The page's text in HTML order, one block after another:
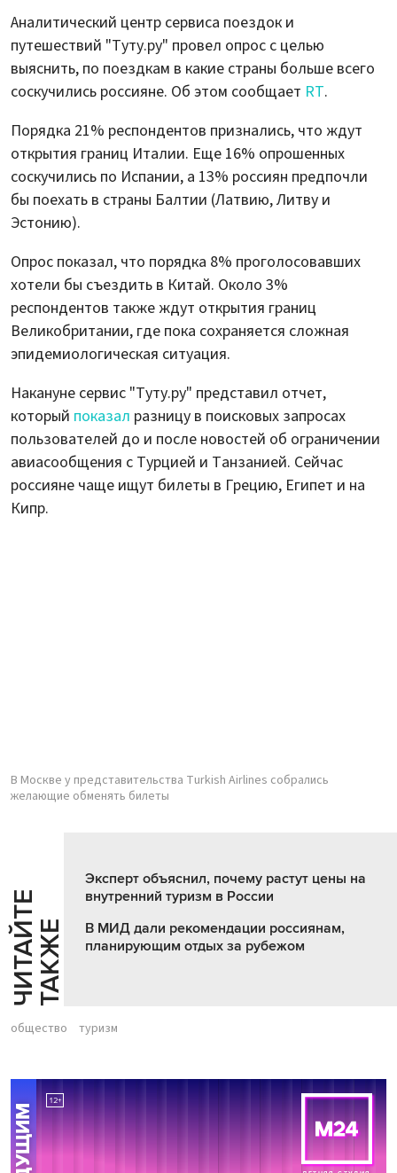
Аналитический центр сервиса поездок и
путешествий "Туту.ру" провел опрос с целью
выяснить, по поездкам в какие страны больше всего
соскучились россияне. Об этом сообщает RT.
Порядка 21% респондентов признались, что ждут
открытия границ Италии. Еще 16% опрошенных
соскучились по Испании, а 13% россиян предпочли
бы поехать в страны Балтии (Латвию, Литву и
Эстонию).
Опрос показал, что порядка 8% проголосовавших
хотели бы съездить в Китай. Около 3%
респондентов также ждут открытия границ
Великобритании, где пока сохраняется сложная
эпидемиологическая ситуация.
Накануне сервис "Туту.ру" представил отчет,
который показал разницу в поисковых запросах
пользователей до и после новостей об ограничении
авиасообщения с Турцией и Танзанией. Сейчас
россияне чаще ищут билеты в Грецию, Египет и на
Кипр.
В Москве у представительства Turkish Airlines собрались
желающие обменять билеты
Ч
И
Т
АЙ
Т
Е
Т
А
К
ЖЕ
Эксперт объяснил, почему растут цены на
внутренний туризм в России
В МИД дали рекомендации россиянам,
планирующим отдых за рубежом
общество туризм